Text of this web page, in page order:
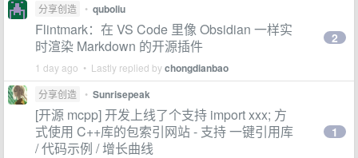
分享创造 • quboliu
Flintmark：在 VS Code 里像 Obsidian 一样实
时渲染 Markdown 的开源插件
1 day ago • Lastly replied bychongdianbao
2
分享创造 • Sunrisepeak
[开源 mcpp] 开发上线了个支持 import xxx; 方
式使用 C++库的包索引网站 - 支持 一键引用库
/ 代码示例 / 增长曲线
1